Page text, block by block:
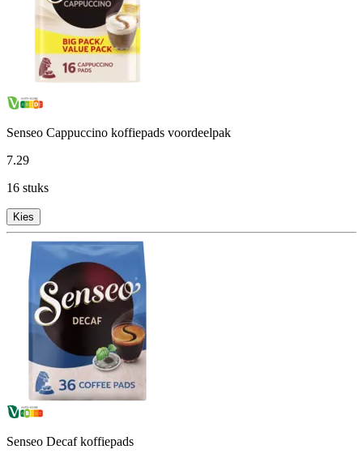
Senseo Cappuccino koffiepads voordeelpak
7.29
16 stuks
Kies
Senseo Decaf koffiepads